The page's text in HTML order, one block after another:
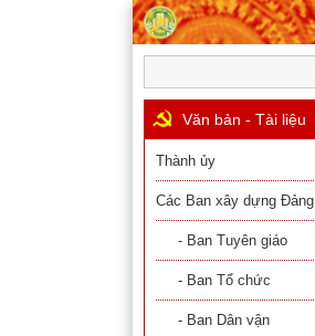
Văn bản - Tài liệu
Thành ủy
Các Ban xây dựng Đảng
- Ban Tuyên giáo
- Ban Tổ chức
- Ban Dân vận